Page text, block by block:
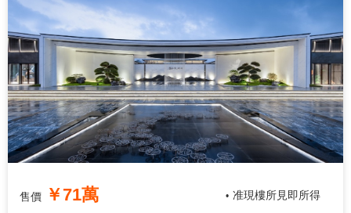
售價 ￥71萬 • 准現樓所見即所得